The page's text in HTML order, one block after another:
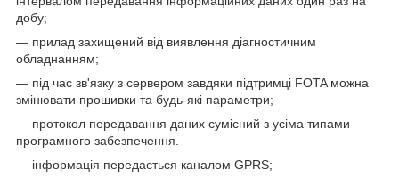
добу;
— прилад захищений від виявлення діагностичним
обладнанням;
— під час зв'язку з сервером завдяки підтримці FOTA можна
змінювати прошивки та будь-які параметри;
— протокол передавання даних сумісний з усіма типами
програмного забезпечення.
— інформація передається каналом GPRS;